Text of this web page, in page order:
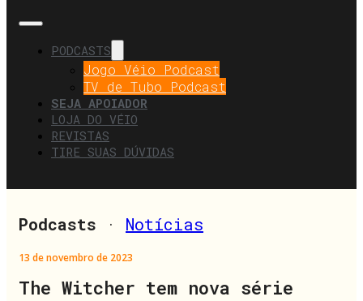
PODCASTS
Jogo Véio Podcast
TV de Tubo Podcast
SEJA APOIADOR
LOJA DO VÉIO
REVISTAS
TIRE SUAS DÚVIDAS
Podcasts · Notícias
13 de novembro de 2023
The Witcher tem nova série